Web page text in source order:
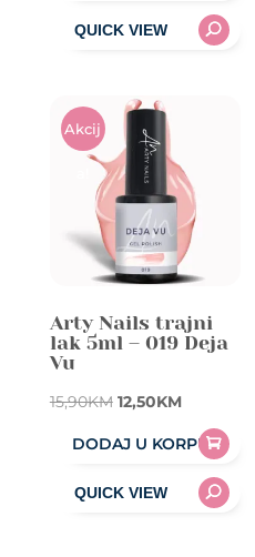
Akcij
Arty Nails trajni
lak 5ml – 019 Deja
Vu
15,90KM Original
15,90KM.
12,50KMCurrent
price
12,50KM.
DODAJ U KORPU